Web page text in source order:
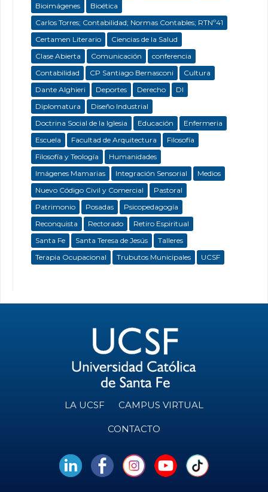
Bioimágenes
Bioética
Carlos Torres; Contabilidad; Normas Contables; RTNº41
Certamen Literario
Ciencias de la Salud
Clase Abierta
Comunicación
conferencia
Contabilidad
CP Santiago Bernasconi
Cultura
Dante Alghieri
Deportes Derecho
DI
Diplomatura
Diseño Industrial
Doctrina Social de la Iglesia
Educación
Enfermeria
Escuela
Facultad de Arquitectura
Filosofía
Filosofía y Teología
Humanidades
Imágenes Mamarias
Integración Sensorial
Medios
Nuevo Código Civil y Comercial
Pastoral
Patrimonio
Posadas
Psicopedagogía
Reconquista
Rectorado
Retiro Espiritual
Santa Fe
Santa Teresa de Jesús
Talleres
Terapia Ocupacional
Trubutos Municipales UCSF
LA UCSF CAMPUS VIRTUAL
CONTACTO